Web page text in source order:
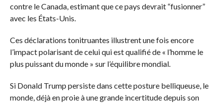
contre le Canada, estimant que ce pays devrait “fusionner”
avec les États-Unis.
Ces déclarations tonitruantes illustrent une fois encore
l’impact polarisant de celui qui est qualifié de « l’homme le
plus puissant du monde » sur l’équilibre mondial.
Si Donald Trump persiste dans cette posture belliqueuse, le
monde, déjà en proie à une grande incertitude depuis son